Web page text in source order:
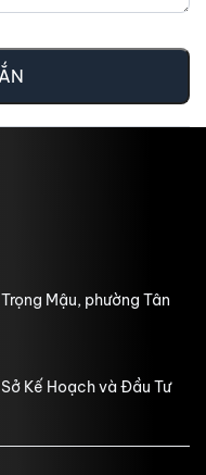
Mậu, phường Tân
Kế Hoạch và Đầu Tư